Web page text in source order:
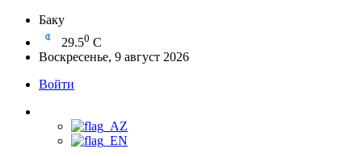
Баку
29.50 C
Воскресенье, 9 август 2026
Войти